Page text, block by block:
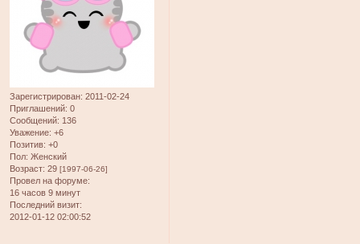
Зарегистрирован: 2011-02-24
Приглашений: 0
Сообщений: 136
Уважение: +6
Позитив: +0
Пол: Женский
Возраст: 29 [1997-06-26]
Провел на форуме:
16 часов 9 минут
Последний визит:
2012-01-12 02:00:52